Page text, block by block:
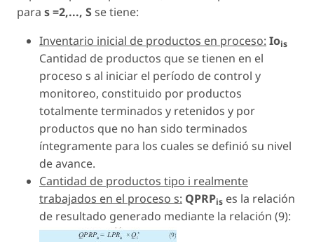
para s =2,..., Sse tiene:
Inventario inicial de productos en proceso: Iois
Cantidad de productos que se tienen en el
proceso s al iniciar el período de control y
monitoreo, constituido por productos
totalmente terminados y retenidos y por
productos que no han sido terminados
íntegramente para los cuales se definió su nivel
de avance.
Cantidad de productos tipo i realmente
trabajados en el proceso s: QPRPis es la relación
de resultado generado mediante la relación (9):